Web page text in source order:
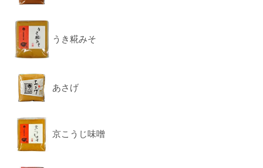
うき糀みそ
あさげ
京こうじ味噌